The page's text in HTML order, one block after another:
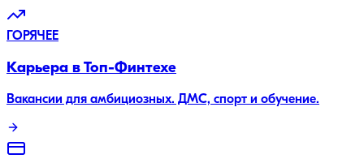
ГОРЯЧЕЕ
Карьера в Топ-Финтехе
Вакансии для амбициозных. ДМС, спорт и обучение.